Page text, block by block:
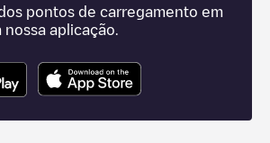
pontos de carregamento em
aplicação.